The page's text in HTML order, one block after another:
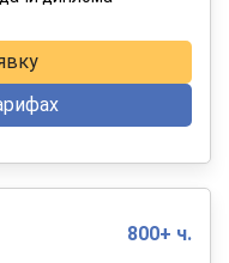
800+ ч.